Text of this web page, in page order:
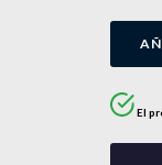
El